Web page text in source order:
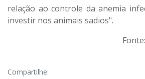
relação ao controle da anemia
investir nos animais sadios".
Compartilhe: